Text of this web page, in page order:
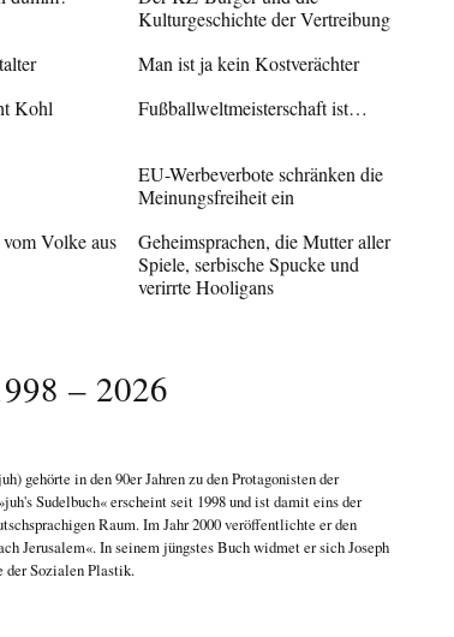
Kulturgeschichte der Vertreibung
Man ist ja kein Kostverächter
Kohl
Fußballweltmeisterschaft ist…
EU-Werbeverbote schränken die
Meinungsfreiheit ein
Volke aus
Geheimsprachen, die Mutter aller
Spiele, serbische Spucke und
verirrte Hooligans
– 2026
gehörte in den 90er Jahren zu den Protagonisten der
Sudelbuch« erscheint seit 1998 und ist damit eins der
Raum. Im Jahr 2000 veröffentlichte er den
Jerusalem«. In seinem jüngstes Buch widmet er sichJoseph
der Sozialen Plastik.